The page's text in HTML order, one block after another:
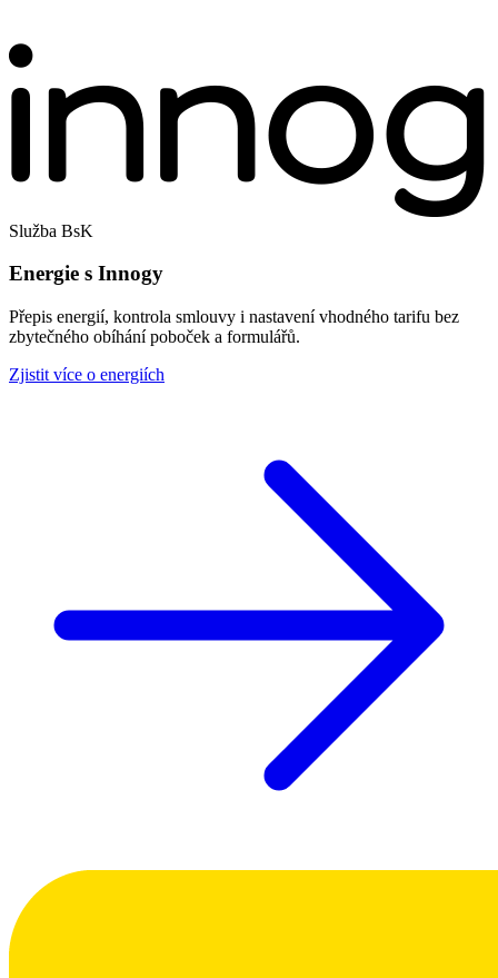
Služba BsK
Energie s Innogy
Přepis energií, kontrola smlouvy i nastavení vhodného tarifu bez
zbytečného obíhání poboček a formulářů.
Zjistit více o energiích